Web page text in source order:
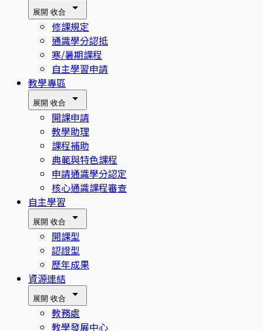
展開 收合
修課規定
通識學分認抵
寒/暑期課程
自主學習申請
教學專區
展開 收合
開課申請
教學助理
課程補助
典範與特色課程
申請通識學分認定
核心通識課程審查
自主學習
展開 收合
開課型
認證型
歷年成果
資源連結
展開 收合
教務處
教學發展中心